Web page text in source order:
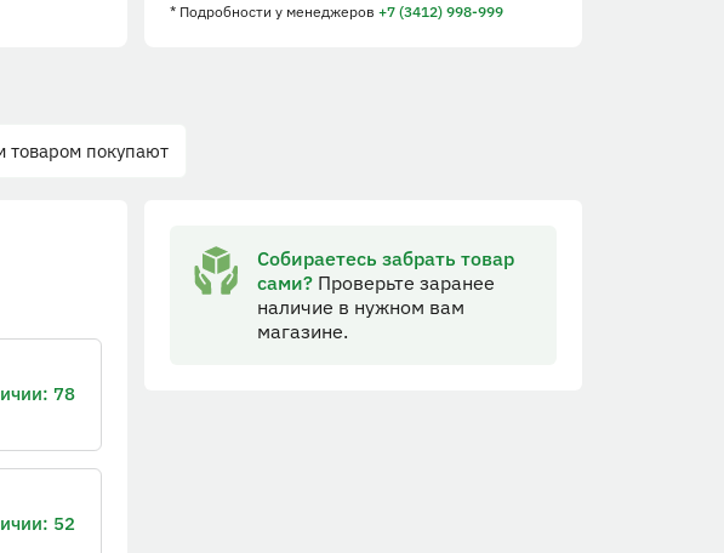
* Подробностиу менеджеров+7 (3412) 998-999
товаром покупают
78
52
Собираетесь забрать товар
сами?Проверьте заранее
наличие в нужном вам
магазине.